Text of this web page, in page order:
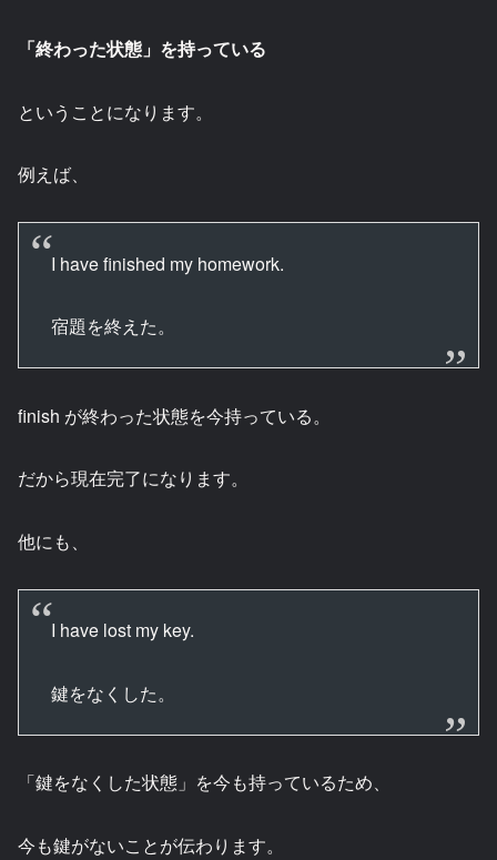
「終わった状態」を持っている
ということになります。
例えば、
I have finished my homework.
宿題を終えた。
finish が終わった状態を今持っている。
だから現在完了になります。
他にも、
I have lost my key.
鍵をなくした。
「鍵をなくした状態」を今も持っているため、
今も鍵がないことが伝わります。